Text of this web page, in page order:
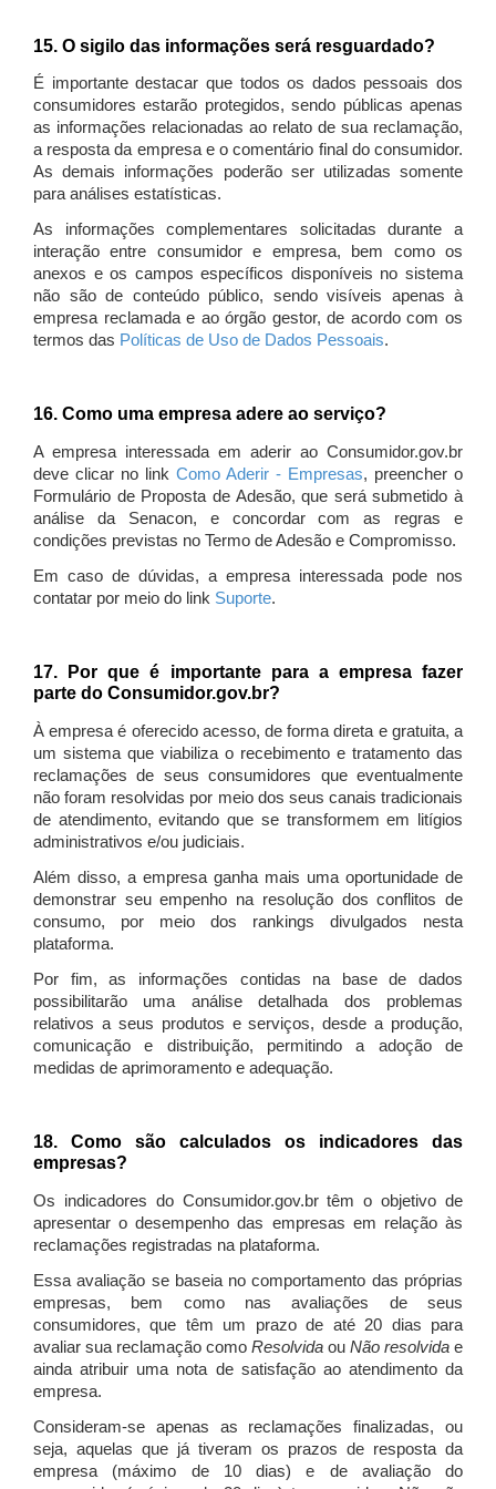
15. O sigilo das informações será resguardado?
É importante destacar que todos os dados pessoais dos
consumidores estarão protegidos, sendo públicas apenas
as informações relacionadas ao relato de sua reclamação,
a resposta da empresa e o comentário final do consumidor.
As demais informações poderão ser utilizadas somente
para análises estatísticas.
As informações complementares solicitadas durante a
interação entre consumidor e empresa, bem como os
anexos e os campos específicos disponíveis no sistema
não são de conteúdo público, sendo visíveis apenas à
empresa reclamada e ao órgão gestor, de acordo com os
termos das Políticas de Uso de Dados Pessoais.
16. Como uma empresa adere ao serviço?
A empresa interessada em aderir ao Consumidor.gov.br
deve clicar no link Como Aderir - Empresas, preencher o
Formulário de Proposta de Adesão, que será submetido à
análise da Senacon, e concordar com as regras e
condições previstas no Termo de Adesão e Compromisso.
Em caso de dúvidas, a empresa interessada pode nos
contatar por meio do link Suporte.
17. Por que é importante para a empresa fazer
parte do Consumidor.gov.br?
À empresa é oferecido acesso, de forma direta e gratuita, a
um sistema que viabiliza o recebimento e tratamento das
reclamações de seus consumidores que eventualmente
não foram resolvidas por meio dos seus canais tradicionais
de atendimento, evitando que se transformem em litígios
administrativos e/ou judiciais.
Além disso, a empresa ganha mais uma oportunidade de
demonstrar seu empenho na resolução dos conflitos de
consumo, por meio dos rankings divulgados nesta
plataforma.
Por fim, as informações contidas na base de dados
possibilitarão uma análise detalhada dos problemas
relativos a seus produtos e serviços, desde a produção,
comunicação e distribuição, permitindo a adoção de
medidas de aprimoramento e adequação.
18. Como são calculados os indicadores das
empresas?
Os indicadores do Consumidor.gov.br têm o objetivo de
apresentar o desempenho das empresas em relação às
reclamações registradas na plataforma.
Essa avaliação se baseia no comportamento das próprias
empresas, bem como nas avaliações de seus
consumidores, que têm um prazo de até 20 dias para
avaliar sua reclamação como Resolvida ou Não resolvida e
ainda atribuir uma nota de satisfação ao atendimento da
empresa.
Consideram-se apenas as reclamações finalizadas, ou
seja, aquelas que já tiveram os prazos de resposta da
empresa (máximo de 10 dias) e de avaliação do